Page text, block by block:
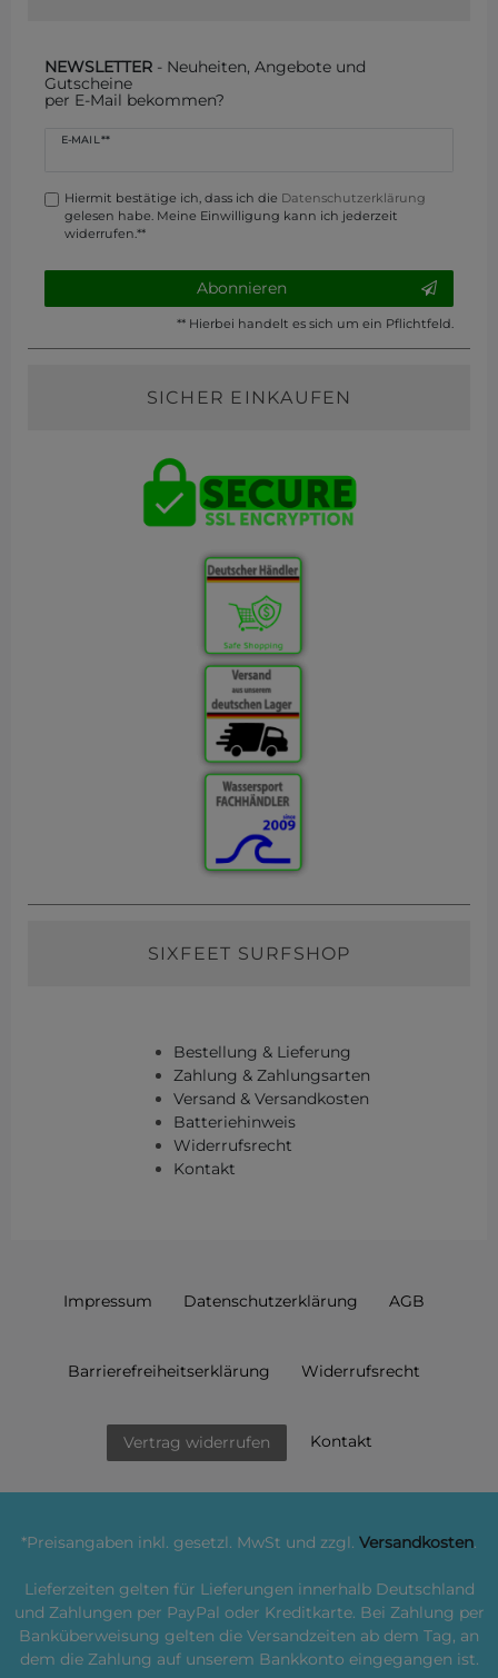
NEWSLETTER - Neuheiten, Angebote und
Gutscheine
per E-Mail bekommen?
E-MAIL **
Newsletter
Hiermit bestätige ich, dass ich die Daten­schutz­erklärung
gelesen habe. Meine Einwilligung kann ich jederzeit
widerrufen.**
Abonnieren
** Hierbei handelt es sich um ein Pflichtfeld.
SICHER EINKAUFEN
SIXFEET SURFSHOP
Bestellung & Lieferung
Zahlung & Zahlungsarten
Versand & Versandkosten
Batteriehinweis
Widerrufsrecht
Kontakt
Impressum Daten­schutz­erklärung AGB
Barrierefreiheitserklärung Widerrufs­recht
Vertrag widerrufen Kontakt
*Preisangaben inkl. gesetzl. MwSt und zzgl. Versandkosten.
Lieferzeiten gelten für Lieferungen innerhalb Deutschland
und Zahlungen per PayPal oder Kreditkarte. Bei Zahlung per
Banküberweisung gelten die Versandzeiten ab dem Tag, an
dem die Zahlung auf unserem Bankkonto eingegangen ist.